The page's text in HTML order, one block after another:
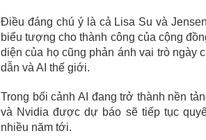
Điều đáng chú ý là cả Lisa Su và
biểu tượng cho thành công của cộng
diện của họ cũng phản ánh vai trò ngày
dẫn và AI thế giới.
Trong bối cảnh AI đang trở thành nền
và Nvidia được dự báo sẽ tiếp tục
nhiều năm tới.